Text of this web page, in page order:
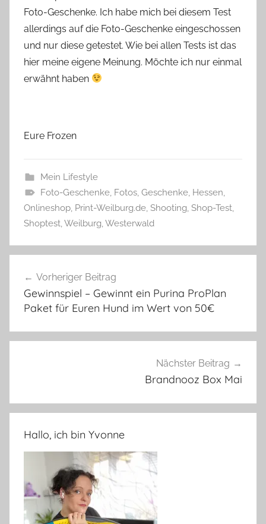
Foto-Geschenke. Ich habe mich bei diesem Test
allerdings auf die Foto-Geschenke eingeschossen
und nur diese getestet. Wie bei allen Tests ist das
hier meine eigene Meinung. Möchte ich nur einmal
erwähnt haben
Eure Frozen
Mein Lifestyle
Foto-Geschenke, Fotos, Geschenke, Hessen,
Onlineshop, Print-Weilburg.de, Shooting, Shop-Test,
Shoptest,Weilburg,Westerwald
Vorheriger Beitrag
Gewinnspiel – Gewinnt ein Purina ProPlan
Paket für Euren Hund im Wert von 50€
Nächster Beitrag
Brandnooz Box Mai
Hallo, ich bin Yvonne